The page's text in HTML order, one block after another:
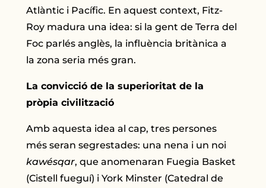
Atlàntic i Pacífic. En aquest context, Fitz-
Roy madura una idea: si la gent de Terra del
Foc parlés anglès, la influència britànica a
la zona seria més gran.
La convicció de la superioritat de la
pròpia civilització
Amb aquesta idea al cap, tres persones
més seran segrestades: una nena i un noi
kawésqar, que anomenaran Fuegia Basket
(Cistell fueguí) i York Minster (Catedral de